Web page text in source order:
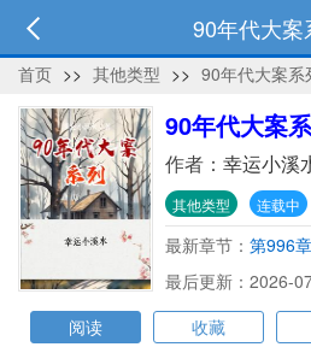
90年代大案
首页 >> 其他类型 >> 90年代大案系
90年代大案
作者： 幸运小溪
其他类型 连载中
最新章节： 第996
最后更新：2026-
阅读
收藏